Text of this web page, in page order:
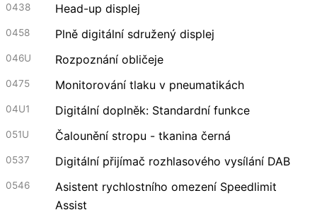
0438 Head-up displej
0458 Plně digitální sdružený displej
046U Rozpoznání obličeje
0475 Monitorování tlaku v pneumatikách
04U1 Digitální doplněk: Standardní funkce
051U Čalounění stropu - tkanina černá
0537 Digitální přijímač rozhlasového vysílání DAB
0546
Asistent rychlostního omezení Speedlimit
Assist